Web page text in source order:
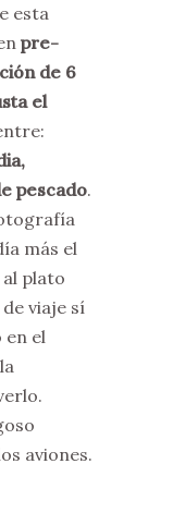
esta
pre-
de 6
el
pescado.
más el
plato
viaje sí
en el
aviones.